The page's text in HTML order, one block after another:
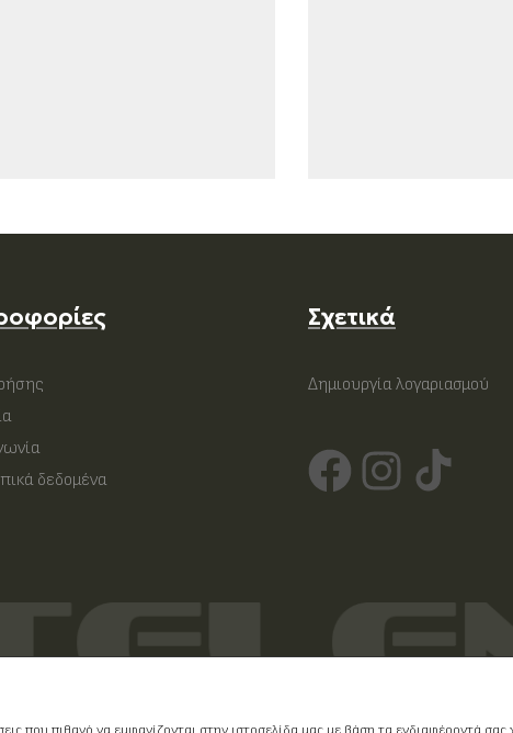
δεδομένα
Σχετικά
Δημιουργία λογαριασμού